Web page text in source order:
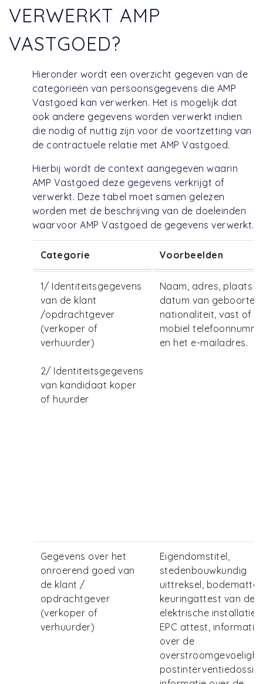
VERWERKT AMP
VASTGOED?
Hieronder wordt een overzicht gegeven van de
categorieën van persoonsgegevens die AMP
Vastgoed kan verwerken. Het is mogelijk dat
ook andere gegevens worden verwerkt indien
die nodig of nuttig zijn voor de voortzetting van
de contractuele relatie met AMP Vastgoed.
Hierbij wordt de context aangegeven waarin
AMP Vastgoed deze gegevens verkrijgt of
verwerkt. Deze tabel moet samen gelezen
worden met de beschrijving van de doeleinden
waarvoor AMP Vastgoed de gegevens verwerkt.
Categorie Voorbeelden
1/ Identiteitsgegevens
van de klant
/opdrachtgever
(verkoper of
verhuurder)
2/ Identiteitsgegevens
van kandidaat koper
of huurder
Naam, adres, plaats
datum van geboorte,
nationaliteit, vast of
mobiel
en het e-mailadres.
Gegevens over het
onroerend goed van
de klant /
opdrachtgever
(verkoper of
verhuurder)
Eigendomstitel,
stedenbouwkundig
uittreksel,
keuringattest van de
elektrische installatie,
EPC attest, informatie
over de